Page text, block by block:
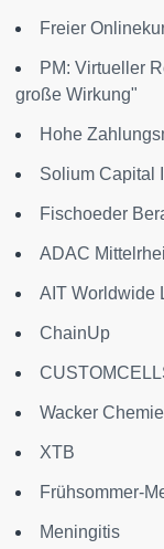
Freier
PM: Virtueller
große Wirkung"
Hohe
Solium Capital
Fischoeder
ADAC
AIT Worldwide
ChainUp
Wacker
XTB
Frühsommer-
Meningitis